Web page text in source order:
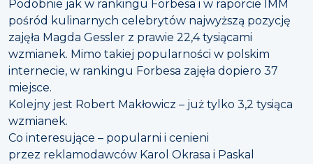
Podobnie jak w rankingu Forbesa i w raporcie IMM
pośród kulinarnych celebrytów najwyższą pozycję
zajęła Magda Gessler z prawie 22,4 tysiącami
wzmianek. Mimo takiej popularności w polskim
internecie, w rankingu Forbesa zajęła dopiero 37
miejsce.
Kolejny jest Robert Makłowicz – już tylko 3,2 tysiąca
wzmianek.
Co interesujące – popularni i cenieni
przez reklamodawców Karol Okrasa i Paskal